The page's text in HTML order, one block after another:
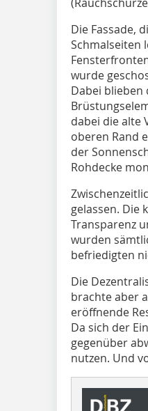
Die Fassade,
Schmalseiten
wurde
Dabei blieben
dabei die alte
oberen Rand
der
Rohdecke
gelassen. Die
Transparenz
wurden
befriedigten
Die
brachte aber
eröffnende
Da sich der
gegenüber
nutzen. Und